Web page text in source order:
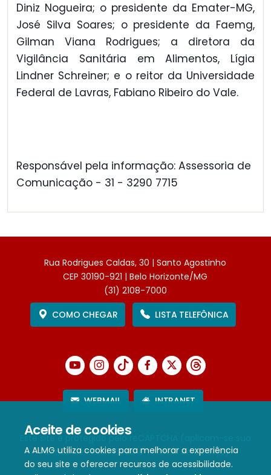
Aceite de cookies
A ALMG utiliza cookies para melhorar a experiência
do seu site e oferecer recursos de acessibilidade.
Diniz Nogueira; o presidente da Emater-MG,
José Silva Soares; o presidente da Faemg,
Gilman Viana Rodrigues; a diretora da
Vigilância Sanitária em Alimentos, Lígia
Lindner Schreiner; e o reitor da Universidade
Federal de Lavras, Fabiano Ribeiro do Vale.
Responsável pela informação: Assessoria de
Comunicação - 31 - 3290 7715
Rua Rodrigues Caldas, 30 | Santo Agostinho
CEP 30190-921 | Belo Horizonte/MG
(31) 2108-7000
COMO CHEGAR
LISTA TELEFÔNICA
WEBMAIL INTRANET
Este site é protegido pelo reCAPTCHA (aplicam-se sua
Política de PrivacidadeeTermos de Serviço).